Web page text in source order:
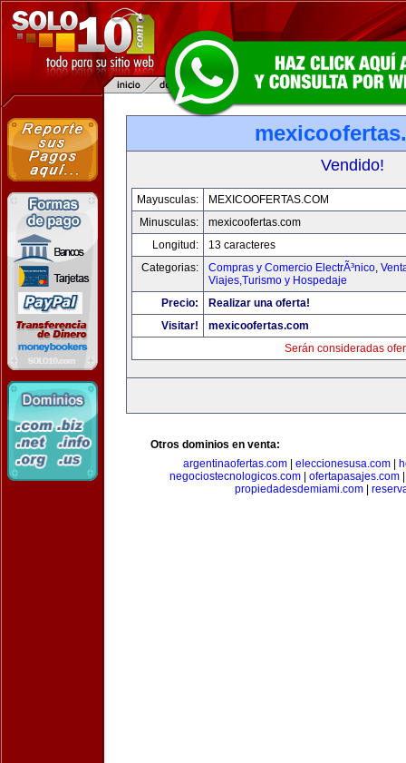
Vendido!
Mayusculas:
MEXICOOFERTAS.COM
Minusculas:
mexicoofertas.com
Longitud:
13 caracteres
Categorias:
Compras y Comercio ElectrÃ³nico,
Viajes,Turismo y Hospedaje
Precio:
Realizar una oferta!
Visitar!
mexicoofertas.com
Serán consideradas
Otros dominios en venta:
argentinaofertas.com| eleccionesusa.com|
negociostecnologicos.com
ofertapasajes.com
propiedadesdemiami.com|